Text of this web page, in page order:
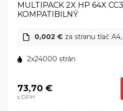
MULTIPACK 2X HP 64X
KOMPATIBILNÝ
0,002 € za stranu tlač
2x24000 strán
73,70 €
s DPH